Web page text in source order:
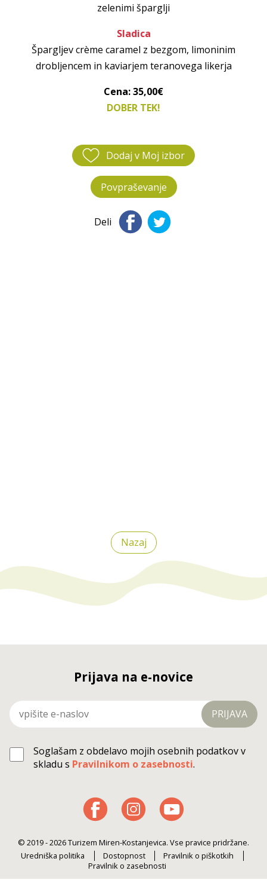
zelenimi šparglji
Sladica
Špargljev crème caramel z bezgom, limoninim
drobljencem in kaviarjem teranovega likerja
Cena: 35,00€
DOBER TEK!
Dodaj v Moj izbor
Povpraševanje
Deli
Nazaj
Prijava na e-novice
PRIJAVA
Soglašam z obdelavo mojih osebnih podatkov v
skladu s Pravilnikom o zasebnosti.
© 2019 - 2026 Turizem Miren-Kostanjevica. Vse pravice pridržane.
Uredniška politika
Dostopnost
Pravilnik o piškotkih
Pravilnik o zasebnosti